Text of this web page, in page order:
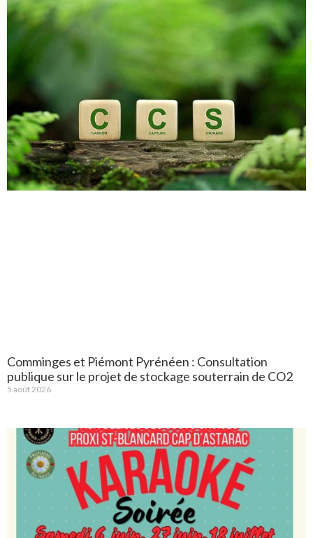
Comminges et Piémont Pyrénéen : Consultation
publique sur le projet de stockage souterrain de CO2
5 août 2026